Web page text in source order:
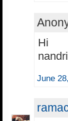
Hi
June